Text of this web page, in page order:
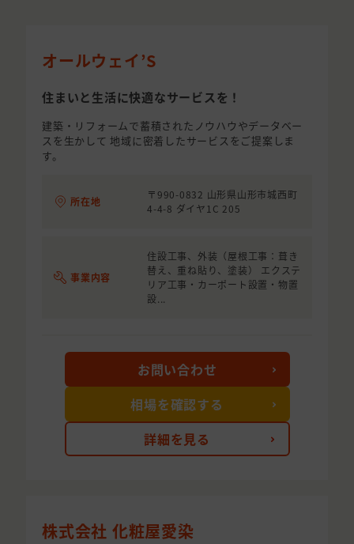
オールウェイ’S
住まいと生活に快適なサービスを！
建築・リフォームで蓄積されたノウハウやデータベー
スを生かして 地域に密着したサービスをご提案しま
す。
所在地
〒990-0832 山形県山形市城西町
4-4-8 ダイヤ1C 205
事業内容
住設工事、外装（屋根工事：葺き
替え、重ね貼り、塗装） エクステ
リア工事・カーポート設置・物置
設...
詳細を見る
お問い合わせ
相場を確認する
株式会社 化粧屋愛染